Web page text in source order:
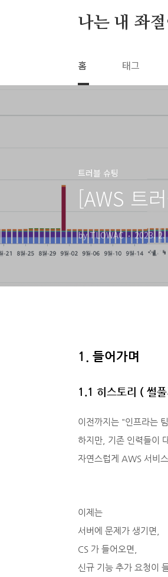
나는 내 좌
홈 태그
트러블 슈팅
[AWS 트
by TLOWAC 2023. 2.
1. 들어가며
1.1 히스토리 ( 썰
이전까지는 "인프라는
하지만, 기존 인력들이
자연스럽게 AWS 서비
이제는
서버에 문제가 생기면,
CS 가 들어오면,
신규 기능 추가 요청이